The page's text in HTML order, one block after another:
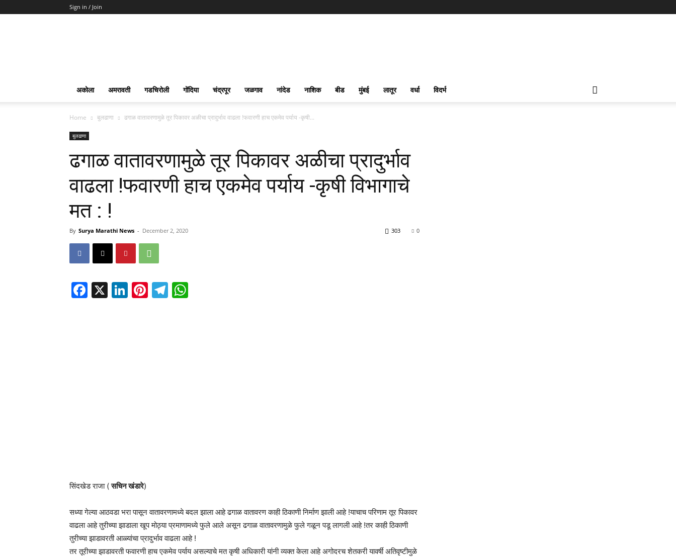
Sign in / Join
अकोला अमरावती गडचिरोली गोंदिया चंद्रपूर जळगाव नांदेड नाशिक बीड मुंबई लातूर वर्धा विदर्भ
Home बुलढाणा ढगाळ वातावरणामुळे तूर पिकावर अळीचा प्रादुर्भाव वाढला !फवारणी हाच एकमेव पर्याय -कृषी...
बुलढाणा
ढगाळ वातावरणामुळे तूर पिकावर अळीचा प्रादुर्भाव
वाढला !फवारणी हाच एकमेव पर्याय -कृषी विभागाचे
मत : !
By Surya Marathi News - December 2, 2020 0
303
Facebook
X LinkedIn
Pinterest
Telegram
सिंदखेड राजा (सचिन खंडारे)
सध्या गेल्या आठवडा भरा पासून वातावरणामध्ये बदल झाला आहे ढगाळ वातावरण काही ठिकाणी निर्माण झाली आहे !याचाच परिणाम तूर पिकावर
वाढला आहे तुरीच्या झाडाला खूप मोठ्या प्रमाणामध्ये फुले आले असून ढगाळ वातावरणामुळे फुले गळून पडू लागली आहे !तर काही ठिकाणी
तुरीच्या झाडावरती आळ्यांचा प्रादुर्भाव वाढला आहे !
तर तूरीच्या झाडावरती फवारणी हाच एकमेव पर्याय असल्याचे मत कृषी अधिकारी यांनी व्यक्त केला आहे अगोदरच शेतकरी यावर्षी अतिवृष्टीमुळे